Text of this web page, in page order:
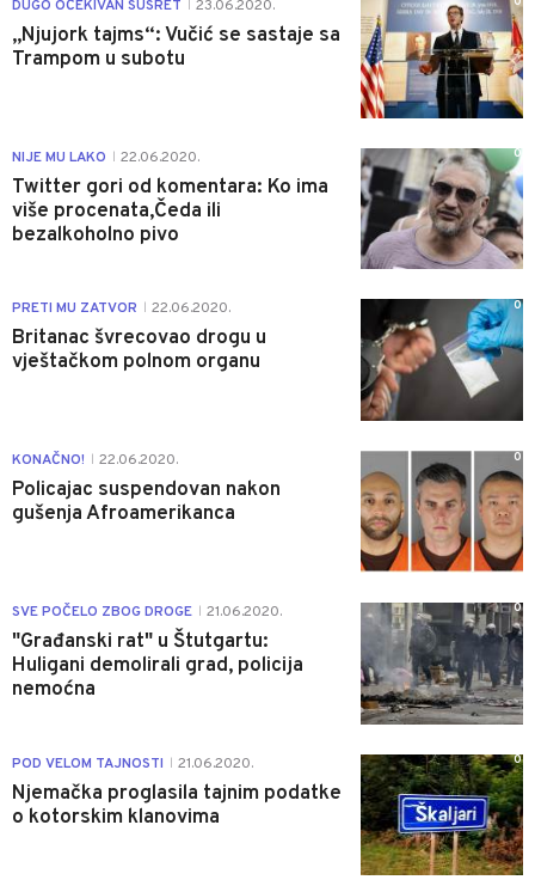
DUGO OČEKIVAN SUSRET 23.06.2020.
„Njujork tajms“: Vučić se sastaje sa
Trampom u subotu
NIJE MU LAKO 22.06.2020.
Twitter gori od komentara: Ko ima
više procenata,Čeda ili
bezalkoholno pivo
0
PRETI MU ZATVOR 22.06.2020.
Britanac švrecovao drogu u
vještačkom polnom organu
0
KONAČNO! 22.06.2020.
Policajac suspendovan nakon
gušenja Afroamerikanca
0
SVE POČELO ZBOG DROGE 21.06.2020.
"Građanski rat" u Štutgartu:
Huligani demolirali grad, policija
nemoćna
0
POD VELOM TAJNOSTI 21.06.2020.
Njemačka proglasila tajnim podatke
o kotorskim klanovima
0